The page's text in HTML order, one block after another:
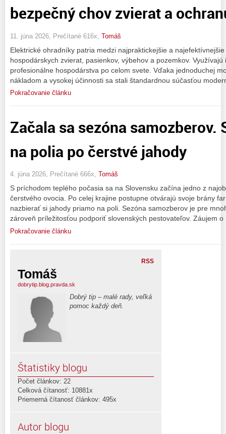
bezpečný chov zvierat a
11. júna 2026, Prečítané 616x, Tomáš
Elektrické ohradníky patria medzi najpraktickejšie a
hospodárskych zvierat, pasienkov, výbehov a pozemkov.
profesionálne hospodárstva po celom svete. Vďaka jednoduchej
nákladom a vysokej účinnosti sa stali štandardnou súčasťou
Pokračovanie článku
Začala sa sezóna samozberov.
na polia po čerstvé jahody
4. júna 2026, Prečítané 666x, Tomáš
S príchodom teplého počasia sa na Slovensku začína jedno z
čerstvého ovocia. Po celej krajine postupne otvárajú svoje brány
nazbierať si jahody priamo na poli. Sezóna samozberov je pre
zároveň príležitosťou podporiť slovenských pestovateľov. Záujem
Pokračovanie článku
RSS
Tomáš
dobrytip.blog.pravda.sk
Dobrý tip – malé rady, veľká
pomoc každý deň.
Štatistiky blogu
Počet článkov: 22
Celková čítanosť: 10881x
Priemerná čítanosť článkov: 495x
Autor blogu